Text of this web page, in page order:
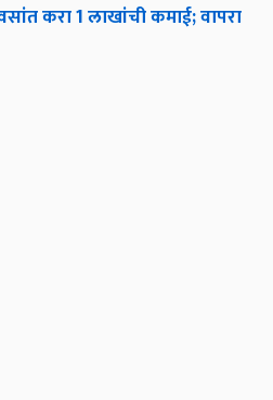
करा 1 लाखांची कमाई; वापरा